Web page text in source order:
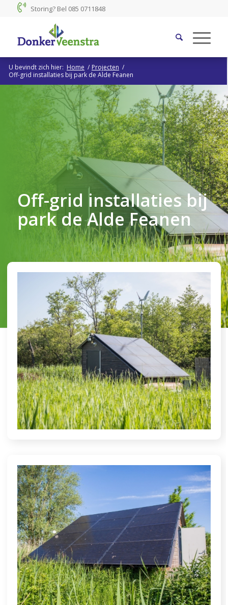
Storing? Bel 085 0711848
U bevindt zich hier: Home / Projecten /
Off-grid installaties bij park de Alde Feanen
Off-grid installaties bij
park de Alde Feanen